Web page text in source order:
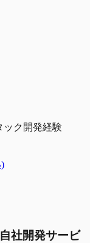
ック開発経験
社開発サービ